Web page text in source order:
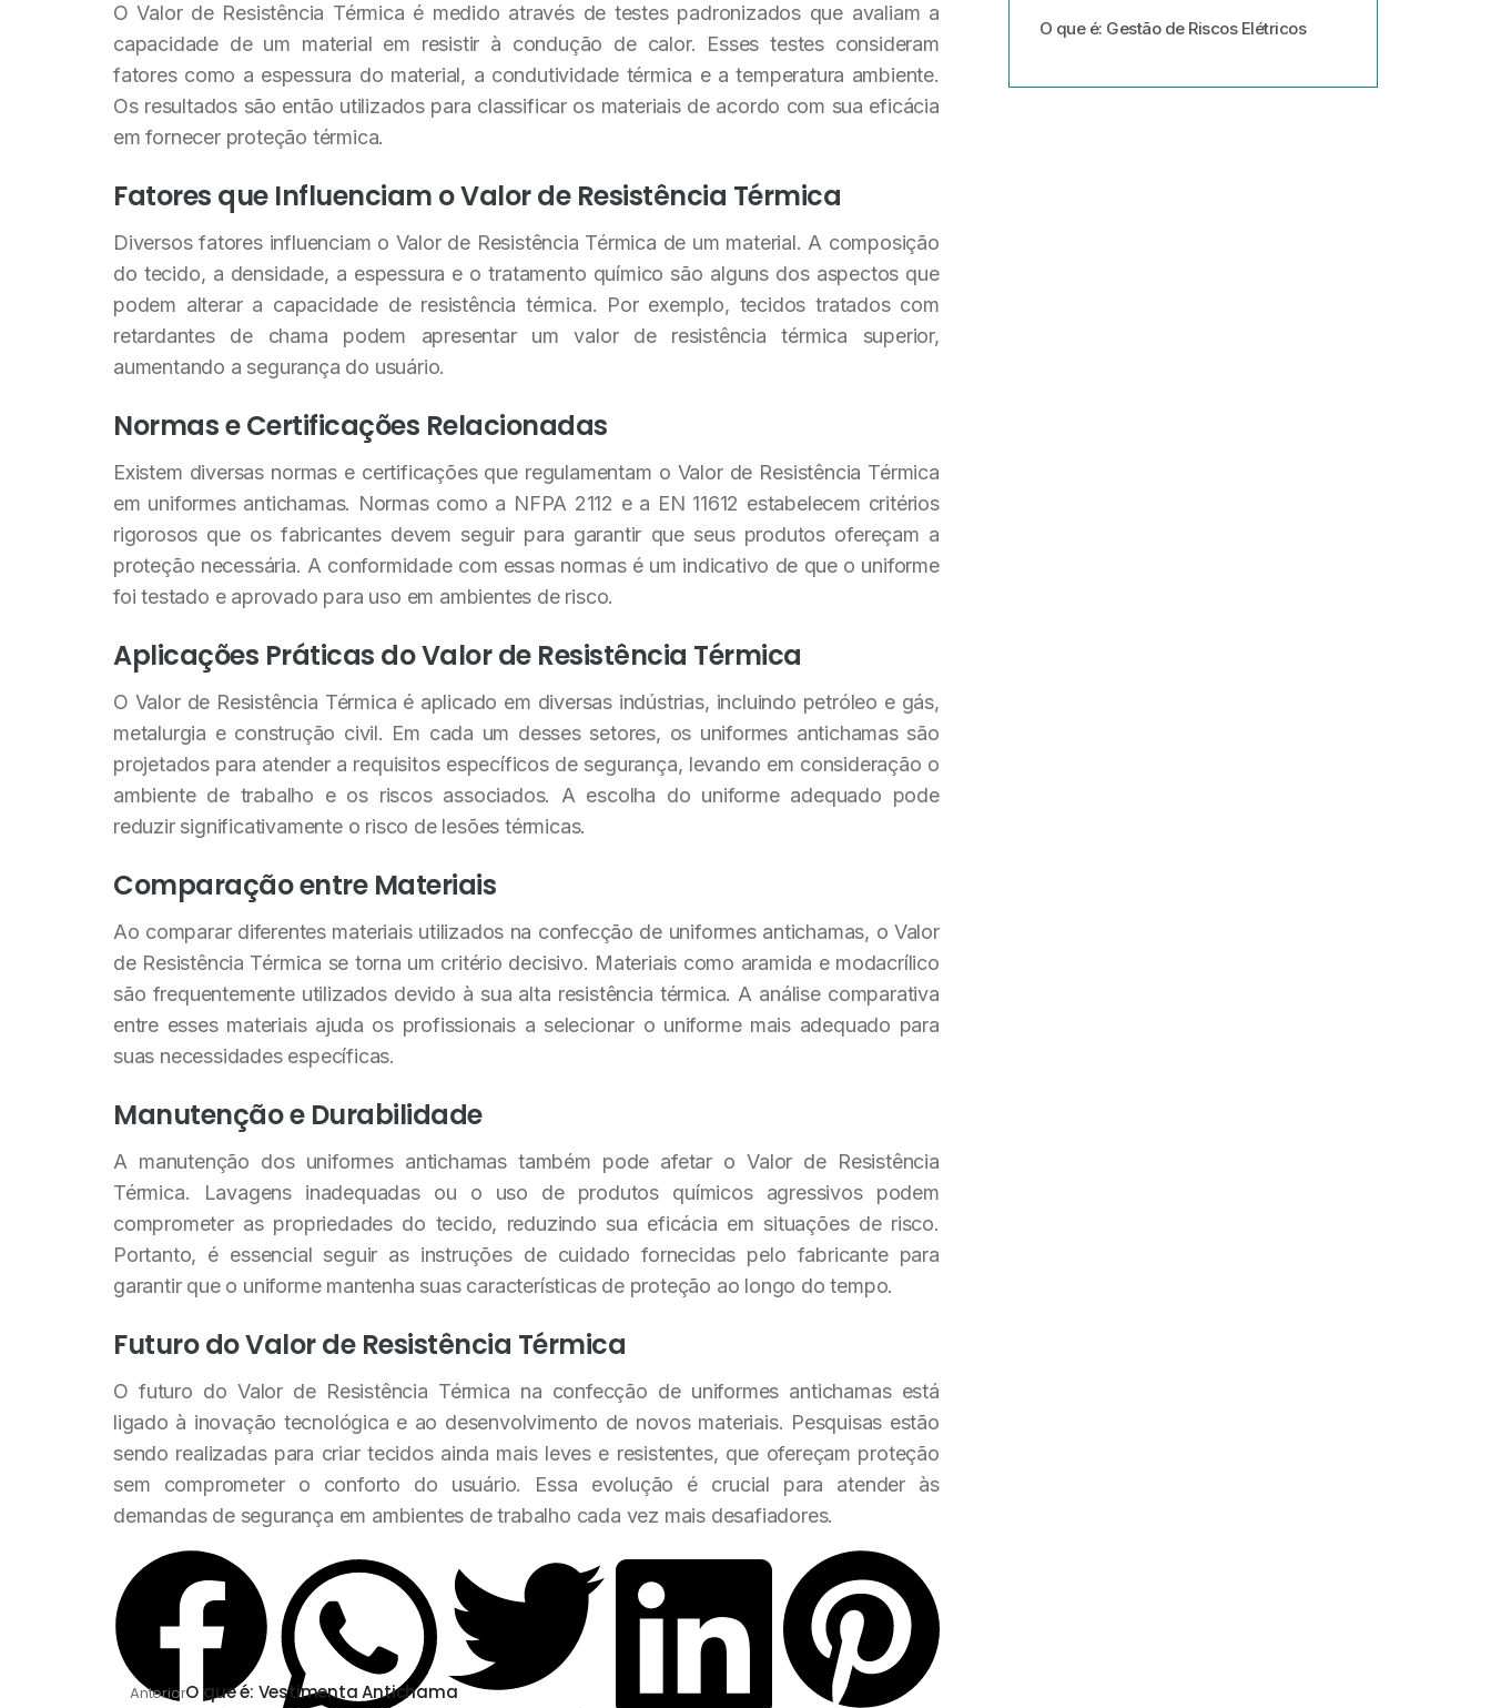
O Valor de Resistência Térmica é medido através de testes padronizados que avaliam a
capacidade de um material em resistir à condução de calor. Esses testes consideram
fatores como a espessura do material, a condutividade térmica e a temperatura ambiente.
Os resultados são então utilizados para classificar os materiais de acordo com sua eficácia
em fornecer proteção térmica.
Fatores que Influenciam o Valor de Resistência Térmica
Diversos fatores influenciam o Valor de Resistência Térmica de um material. A composição
do tecido, a densidade, a espessura e o tratamento químico são alguns dos aspectos que
podem alterar a capacidade de resistência térmica. Por exemplo, tecidos tratados com
retardantes de chama podem apresentar um valor de resistência térmica superior,
aumentando a segurança do usuário.
Normas e Certificações Relacionadas
Existem diversas normas e certificações que regulamentam o Valor de Resistência Térmica
em uniformes antichamas. Normas como a NFPA 2112 e a EN 11612 estabelecem critérios
rigorosos que os fabricantes devem seguir para garantir que seus produtos ofereçam a
proteção necessária. A conformidade com essas normas é um indicativo de que o uniforme
foi testado e aprovado para uso em ambientes de risco.
Aplicações Práticas do Valor de Resistência Térmica
O Valor de Resistência Térmica é aplicado em diversas indústrias, incluindo petróleo e gás,
metalurgia e construção civil. Em cada um desses setores, os uniformes antichamas são
projetados para atender a requisitos específicos de segurança, levando em consideração o
ambiente de trabalho e os riscos associados. A escolha do uniforme adequado pode
reduzir significativamente o risco de lesões térmicas.
Comparação entre Materiais
Ao comparar diferentes materiais utilizados na confecção de uniformes antichamas, o Valor
de Resistência Térmica se torna um critério decisivo. Materiais como aramida e modacrílico
são frequentemente utilizados devido à sua alta resistência térmica. A análise comparativa
entre esses materiais ajuda os profissionais a selecionar o uniforme mais adequado para
suas necessidades específicas.
Manutenção e Durabilidade
A manutenção dos uniformes antichamas também pode afetar o Valor de Resistência
Térmica. Lavagens inadequadas ou o uso de produtos químicos agressivos podem
comprometer as propriedades do tecido, reduzindo sua eficácia em situações de risco.
Portanto, é essencial seguir as instruções de cuidado fornecidas pelo fabricante para
garantir que o uniforme mantenha suas características de proteção ao longo do tempo.
Futuro do Valor de Resistência Térmica
O futuro do Valor de Resistência Térmica na confecção de uniformes antichamas está
ligado à inovação tecnológica e ao desenvolvimento de novos materiais. Pesquisas estão
sendo realizadas para criar tecidos ainda mais leves e resistentes, que ofereçam proteção
sem comprometer o conforto do usuário. Essa evolução é crucial para atender às
demandas de segurança em ambientes de trabalho cada vez mais desafiadores.
AnteriorO que é: Vestimenta Antichama
O que é: Gestão de Riscos Elétricos